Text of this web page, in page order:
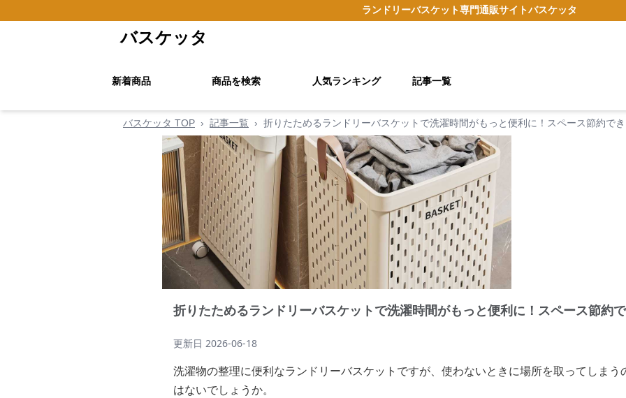
ランドリーバスケット専門通販サイトバスケッタ
バスケッタ
新着商品 商品を検索 人気ランキング 記事一覧
バスケッタ TOP › 記事一覧 › 折りたためるランドリーバスケットで洗濯時間がもっと便利に！スペース節約で
折りたためるランドリーバスケットで洗濯時間がもっと便利に！スペース節約
更新日 2026-06-18
洗濯物の整理に便利なランドリーバスケットですが、使わないときに場所を取ってしま
はないでしょうか。